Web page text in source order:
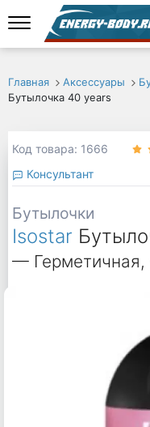
Главная Аксессуары
Бутылочка 40 years
Код товара: 1666
Консультант
Бутылочки
Isostar
— Герметичная,